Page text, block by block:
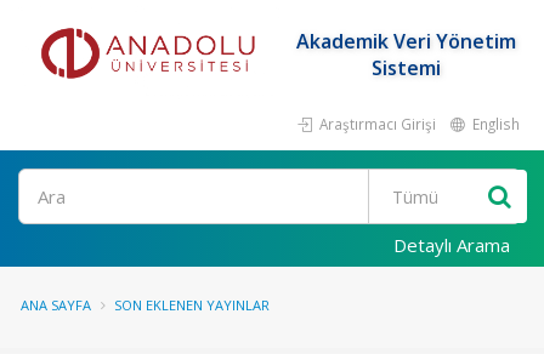
Akademik Veri Yönetim
Sistemi
Araştırmacı Girişi English
Ara
Detaylı Arama
ANA SAYFA SON EKLENEN YAYINLAR